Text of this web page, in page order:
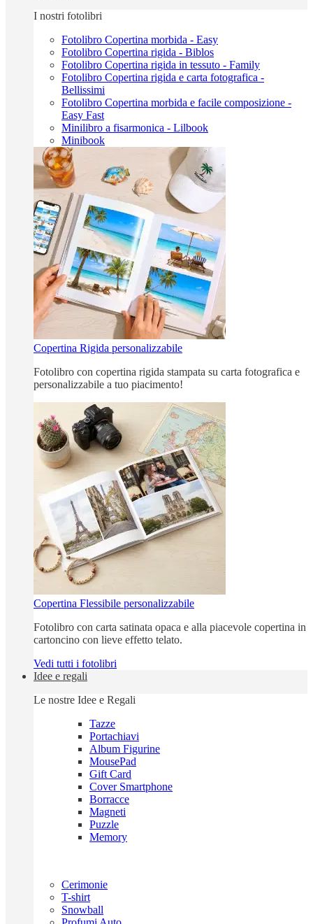
I nostri fotolibri
Fotolibro Copertina morbida - Easy
Fotolibro Copertina rigida - Biblos
Fotolibro Copertina rigida in tessuto - Family
Fotolibro Copertina rigida e carta fotografica -
Bellissimi
Fotolibro Copertina morbida e facile composizione -
Easy Fast
Minilibro a fisarmonica - Lilbook
Minibook
Copertina Rigida personalizzabile
Fotolibro con copertina rigida stampata su carta fotografica e
personalizzabile a tuo piacimento!
Copertina Flessibile personalizzabile
Fotolibro con carta satinata opaca e alla piacevole copertina in
cartoncino con lieve effetto telato.
Vedi tutti i fotolibri
Idee e regali
Le nostre Idee e Regali
Tazze
Portachiavi
Album Figurine
MousePad
Gift Card
Cover Smartphone
Borracce
Magneti
Puzzle
Memory
Cerimonie
T-shirt
Snowball